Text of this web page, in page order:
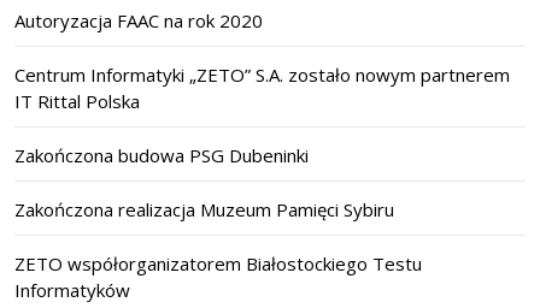
Autoryzacja FAAC na rok 2020
Centrum Informatyki „ZETO” S.A. zostało nowym partnerem
IT Rittal Polska
Zakończona budowa PSG Dubeninki
Zakończona realizacja Muzeum Pamięci Sybiru
ZETO współorganizatorem Białostockiego Testu
Informatyków